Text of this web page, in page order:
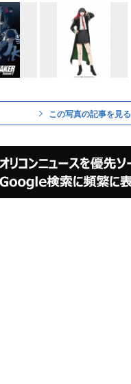
この写真の記事を見る